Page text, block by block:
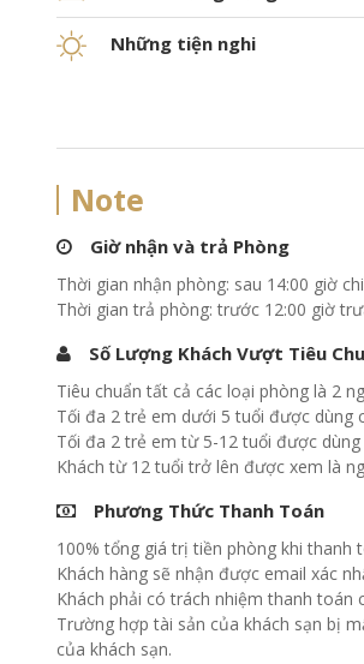
Những tiện nghi
Note
Giờ nhận và trả Phòng
Thời gian nhận phòng: sau 14:00 giờ
Thời gian trả phòng: trước 12:00 giờ
Số Lượng Khách Vượt Tiêu
Tiêu chuẩn tất cả các loại phòng là 2
Tối đa 2 trẻ em dưới 5 tuổi được dùng
Tối đa 2 trẻ em từ 5-12 tuổi được dùng
Khách từ 12 tuổi trở lên được xem là
Phương Thức Thanh Toán
100% tổng giá trị tiền phòng khi thanh
Khách hàng sẽ nhận được email xác
Khách phải có trách nhiệm thanh toán
Trường hợp tài sản của khách sạn bị
của khách sạn.